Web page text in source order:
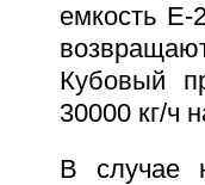
емкость Е-
Кубовый
30000 кг/ч
В случае